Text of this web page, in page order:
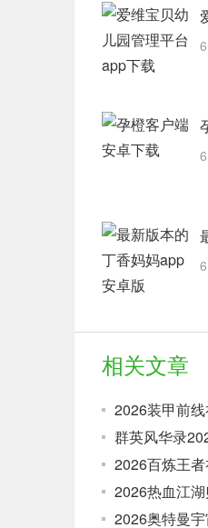
相关文章
2026装甲前
群英风华录
2026百炼王
2026热血江
2026奥特曼